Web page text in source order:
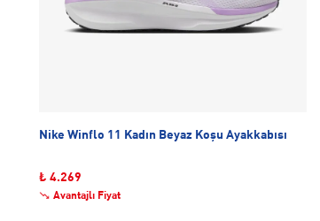
Nike Winflo 11 Kadın Beyaz Koşu Ayakkabısı
₺ 4.269
Avantajlı Fiyat